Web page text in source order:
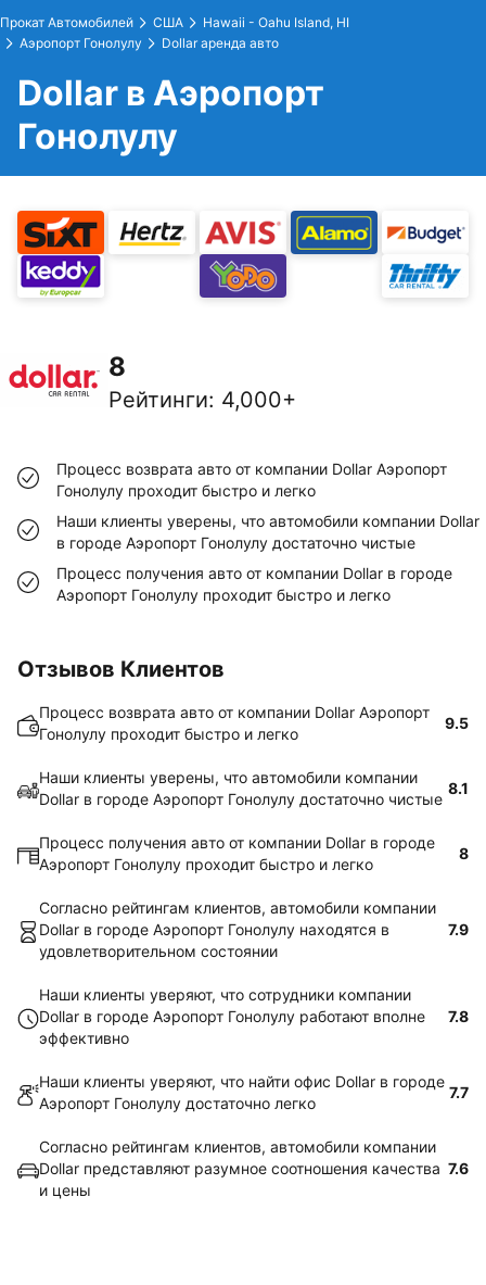
Прокат Автомобилей США
Hawaii - Oahu Island, HI
Аэропорт Гонолулу
Dollar аренда авто
Dollar в Аэропорт
Гонолулу
8
Рейтинги: 4,000+
Процесс возврата авто от компании Dollar Аэропорт
Гонолулу проходит быстро и легко
Наши клиенты уверены, что автомобили компании Dollar
в городе Аэропорт Гонолулу достаточно чистые
Процесс получения авто от компании Dollar в городе
Аэропорт Гонолулу проходит быстро и легко
Отзывов Клиентов
Процесс возврата авто от компании Dollar Аэропорт
Гонолулу проходит быстро и легко
9.5
Наши клиенты уверены, что автомобили компании
Dollar в городе Аэропорт Гонолулу достаточно чистые
8.1
Процесс получения авто от компании Dollar в городе
Аэропорт Гонолулу проходит быстро и легко
8
Согласно рейтингам клиентов, автомобили компании
Dollar в городе Аэропорт Гонолулу находятся в
удовлетворительном состоянии
7.9
Наши клиенты уверяют, что сотрудники компании
Dollar в городе Аэропорт Гонолулу работают вполне
эффективно
7.8
Наши клиенты уверяют, что найти офис Dollar в городе
Аэропорт Гонолулу достаточно легко
7.7
Согласно рейтингам клиентов, автомобили компании
Dollar представляют разумное соотношения качества
и цены
7.6